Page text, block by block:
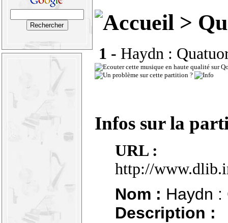
>
1 - Haydn :
Infos sur la
URL :
http://
Nom : Haydn :
Description :